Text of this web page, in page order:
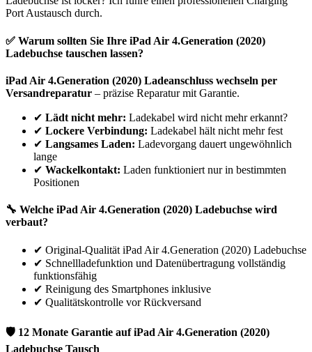
Port Austausch durch.
✅ Warum sollten Sie Ihre iPad Air 4.Generation (2020)
Ladebuchse tauschen lassen?
iPad Air 4.Generation (2020) Ladeanschluss wechseln per
Versandreparatur – präzise Reparatur mit Garantie.
✔ Lädt nicht mehr: Ladekabel wird nicht mehr erkannt?
✔ Lockere Verbindung: Ladekabel hält nicht mehr fest
✔ Langsames Laden: Ladevorgang dauert ungewöhnlich
lange
✔ Wackelkontakt: Laden funktioniert nur in bestimmten
Positionen
🔧 Welche iPad Air 4.Generation (2020) Ladebuchse wird
verbaut?
✔ Original-Qualität iPad Air 4.Generation (2020) Ladebuchse
✔ Schnellladefunktion und Datenübertragung vollständig
funktionsfähig
✔ Reinigung des Smartphones inklusive
✔ Qualitätskontrolle vor Rückversand
🛡 12 Monate Garantie aufiPad Air 4.Generation (2020)
Ladebuchse Tausch